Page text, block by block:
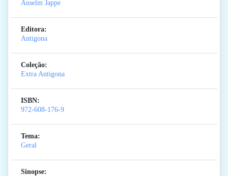
Anselm Jappe
Editora:
Antigona
Coleção:
Extra Antigona
ISBN:
972-608-176-9
Tema:
Geral
Sinopse: